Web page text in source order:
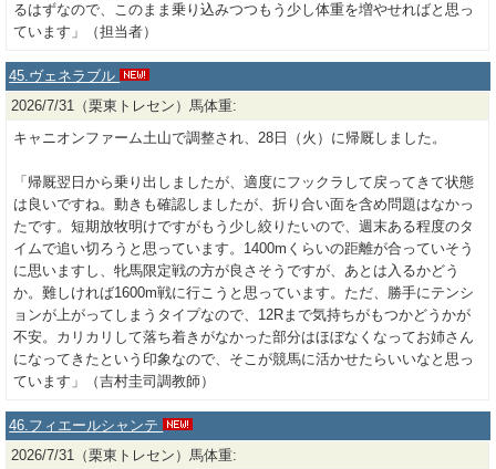
るはずなので、このまま乗り込みつつもう少し体重を増やせればと思っ
ています」（担当者）
45.ヴェネラブル
2026/7/31（栗東トレセン）馬体重:
キャニオンファーム土山で調整され、28日（火）に帰厩しました。
「帰厩翌日から乗り出しましたが、適度にフックラして戻ってきて状態
は良いですね。動きも確認しましたが、折り合い面を含め問題はなかっ
たです。短期放牧明けですがもう少し絞りたいので、週末ある程度のタ
イムで追い切ろうと思っています。1400mくらいの距離が合っていそう
に思いますし、牝馬限定戦の方が良さそうですが、あとは入るかどう
か。難しければ1600m戦に行こうと思っています。ただ、勝手にテンシ
ョンが上がってしまうタイプなので、12Rまで気持ちがもつかどうかが
不安。カリカリして落ち着きがなかった部分はほぼなくなってお姉さん
になってきたという印象なので、そこが競馬に活かせたらいいなと思っ
ています」（吉村圭司調教師）
46.フィエールシャンテ
2026/7/31（栗東トレセン）馬体重: